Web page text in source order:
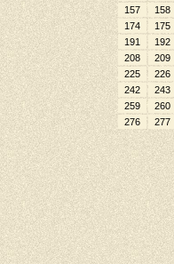
157
158
174
175
191
192
208
209
225
226
242
243
259
260
276
277